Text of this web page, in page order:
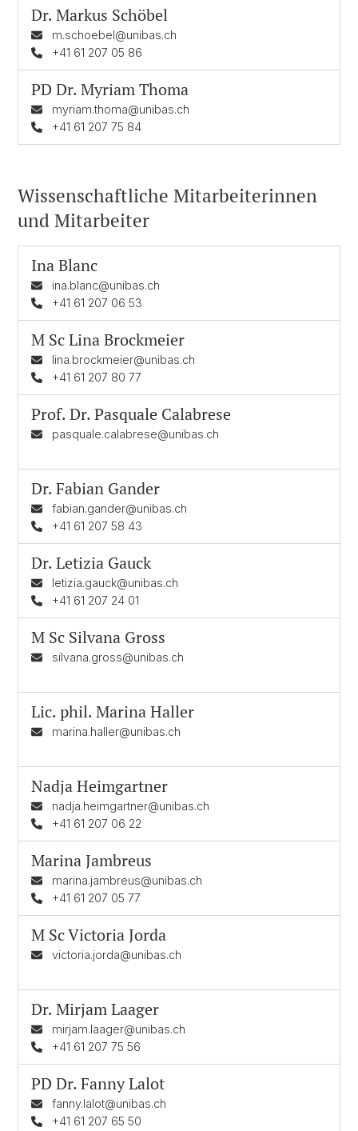
Dr.Markus Schöbel
m.schoebel@unibas.ch
+41 61 207 05 86
PD Dr.Myriam Thoma
myriam.thoma@unibas.ch
+41 61 207 75 84
Wissenschaftliche Mitarbeiterinnen
und Mitarbeiter
Ina Blanc
ina.blanc@unibas.ch
+41 61 207 06 53
M ScLina Brockmeier
lina.brockmeier@unibas.ch
+41 61 207 80 77
Prof. Dr.Pasquale Calabrese
pasquale.calabrese@unibas.ch
Dr.Fabian Gander
fabian.gander@unibas.ch
+41 61 207 58 43
Dr.Letizia Gauck
letizia.gauck@unibas.ch
+41 61 207 24 01
M Sc Silvana Gross
silvana.gross@unibas.ch
Lic. phil.Marina Haller
marina.haller@unibas.ch
Nadja Heimgartner
nadja.heimgartner@unibas.ch
+41 61 207 06 22
Marina Jambreus
marina.jambreus@unibas.ch
+41 61 207 05 77
M ScVictoria Jorda
victoria.jorda@unibas.ch
Dr.Mirjam Laager
mirjam.laager@unibas.ch
+41 61 207 75 56
PD Dr.Fanny Lalot
fanny.lalot@unibas.ch
+41 61 207 65 50